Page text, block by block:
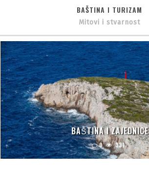
BAŠTINA I TURIZAM
Mitovi i stvarnost
BAŠTINA I ZAJEDNICE
0 331